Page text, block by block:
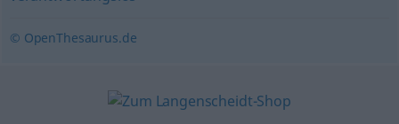
© OpenThesaurus.de